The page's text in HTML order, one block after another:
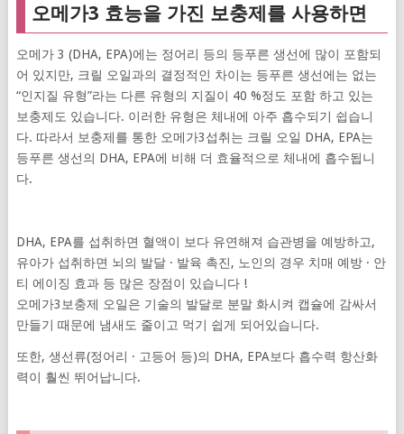
오메가3 효능을 가진 보충제를 사용하면
오메가 3 (DHA, EPA)에는 정어리 등의 등푸른 생선에 많이 포함되
어 있지만, 크릴 오일과의 결정적인 차이는 등푸른 생선에는 없는
“인지질 유형”라는 다른 유형의 지질이 40 %정도 포함 하고 있는
보충제도 있습니다. 이러한 유형은 체내에 아주 흡수되기 쉽습니
다. 따라서 보충제를 통한 오메가3섭취는 크릴 오일 DHA, EPA는
등푸른 생선의 DHA, EPA에 비해 더 효율적으로 체내에 흡수됩니
다.
DHA, EPA를 섭취하면 혈액이 보다 유연해져 습관병을 예방하고,
유아가 섭취하면 뇌의 발달 · 발육 촉진, 노인의 경우 치매 예방 · 안
티 에이징 효과 등 많은 장점이 있습니다 !
오메가3보충제 오일은 기술의 발달로 분말 화시켜 캡슐에 감싸서
만들기 때문에 냄새도 줄이고 먹기 쉽게 되어있습니다.
또한, 생선류(정어리 · 고등어 등)의 DHA, EPA보다 흡수력 항산화
력이 훨씬 뛰어납니다.